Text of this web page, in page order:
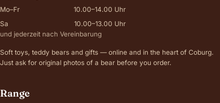
Mo–Fr
10.00–14.00 Uhr
Sa
10.00–13.00 Uhr
und jederzeit nach Vereinbarung
Soft toys, teddy bears and gifts — online and in the heart of Coburg.
Just ask for original photos of a bear before you order.
Range